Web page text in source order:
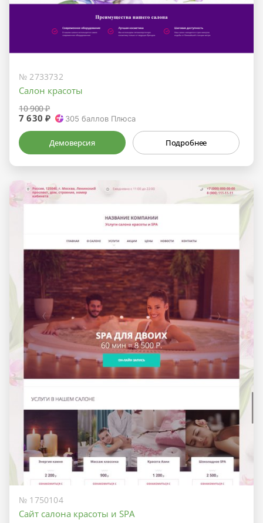
№ 2733732
Салон красоты
10 900 ₽
7 630 ₽ 305 баллов Плюса
Демоверсия Подробнее
№ 1750104
Сайт салона красоты и SPA